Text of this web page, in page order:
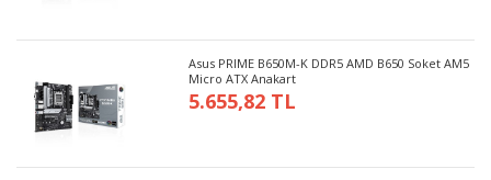
Asus PRIME B650M-K DDR5 AMD B650 Soket AM5
Micro ATX Anakart
5.655,82 TL